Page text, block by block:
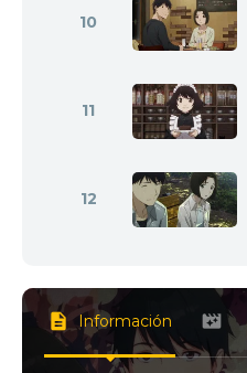
10
11
12
Información